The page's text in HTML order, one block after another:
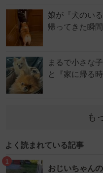
娘が『犬のい
帰ってきた瞬
まるで小さな
と『家に帰る
も
よく読まれている記事
1
おじいちゃん